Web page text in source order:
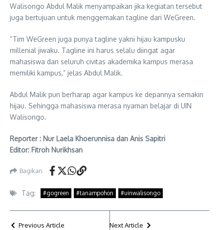
Walisongo Abdul Malik menyampaikan jika kegiatan tersebut
juga bertujuan untuk menggemakan tagline dari WeGreen.
“Tim WeGreen juga punya tagline yakni hijau kampusku
millenial jiwaku. Tagline ini harus selalu diingat agar
mahasiswa dan seluruh civitas akademika kampus merasa
memiliki kampus,” jelas Abdul Malik.
Abdul Malik pun berharap agar kampus ke depannya semakin
hijau. Sehingga mahasiswa merasa nyaman belajar di UIN
Walisongo.
Reporter : Nur Laela Khoerunnisa dan Anis Sapitri
Editor: Fitroh Nurikhsan
Bagikan
Tag: #gogreen #tanampohon #uinwalisongo
Previous Article Next Article